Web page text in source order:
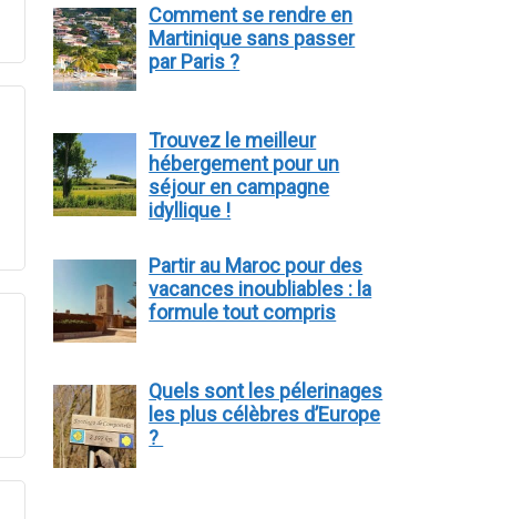
Comment se rendre en
Martinique sans passer
par Paris ?
Trouvez le meilleur
hébergement pour un
séjour en campagne
idyllique !
Partir au Maroc pour des
vacances inoubliables : la
formule tout compris
Quels sont les pélerinages
les plus célèbres d’Europe
?